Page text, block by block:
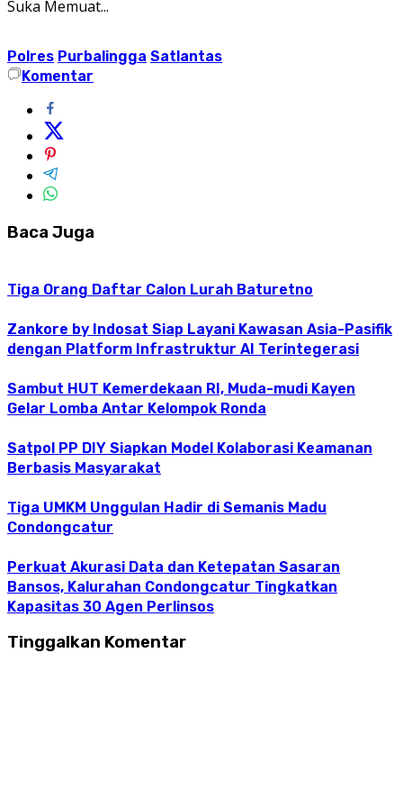
Suka Memuat...
Polres Purbalingga Satlantas
Komentar
Baca Juga
Tiga Orang Daftar Calon Lurah Baturetno
Zankore by Indosat Siap Layani Kawasan Asia-Pasifik
dengan Platform Infrastruktur AI Terintegerasi
Sambut HUT Kemerdekaan RI, Muda-mudi Kayen
Gelar Lomba Antar Kelompok Ronda
Satpol PP DIY Siapkan Model Kolaborasi Keamanan
Berbasis Masyarakat
Tiga UMKM Unggulan Hadir di Semanis Madu
Condongcatur
Perkuat Akurasi Data dan Ketepatan Sasaran
Bansos, Kalurahan Condongcatur Tingkatkan
Kapasitas 30 Agen Perlinsos
Tinggalkan Komentar